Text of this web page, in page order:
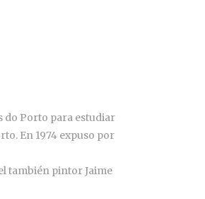
do Porto para estudiar
En 1974 expuso por
también pintor Jaime